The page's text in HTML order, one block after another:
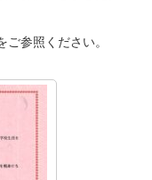
ご参照ください。